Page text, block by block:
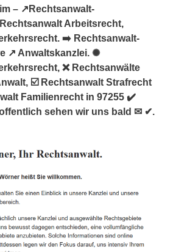
– ↗️Rechtsanwalt-
Arbeitsrecht,
➡️ Rechtsanwalt-
↗️ Anwaltskanzlei. ✺
❌ Rechtsanwälte
☑️ Rechtsanwalt Strafrecht
Familienrecht in 97255 ✔️
sehen wir uns bald ✉ ✔.